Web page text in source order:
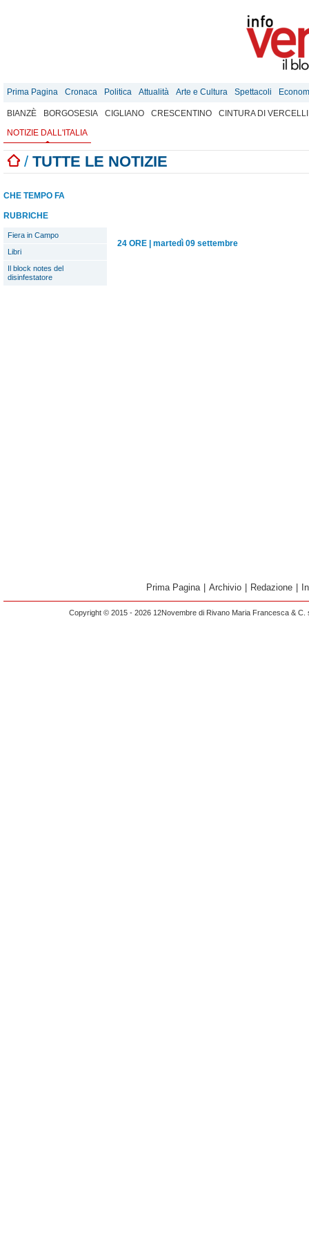
Prima Pagina Cronaca Politica Attualità Arte e Cultura Spettacoli
BIANZÈ BORGOSESIA CIGLIANO CRESCENTINO
CINTURA DI VERCELLI
NOTIZIE DALL'ITALIA
/ TUTTE LE NOTIZIE
CHE TEMPO FA
RUBRICHE
Fiera in Campo
Libri
Il block notes del
disinfestatore
24 ORE martedì 09 settembre
Prima Pagina Archivio Redazione
Copyright © 2015 - 2026 12Novembre di Rivano Maria Francesca &